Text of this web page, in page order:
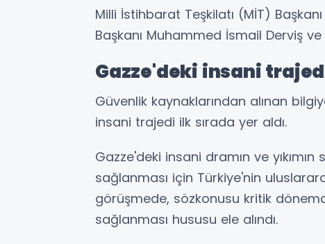
Milli İstihbarat Teşkilatı (MİT)
Başkanı Muhammed İsmail Derviş
Gazze'deki insani
Güvenlik kaynaklarından alınan
insani trajedi ilk sırada yer aldı.
Gazze'deki insani dramın ve
sağlanması için Türkiye'nin
görüşmede, sözkonusu kritik
sağlanması hususu ele alındı.